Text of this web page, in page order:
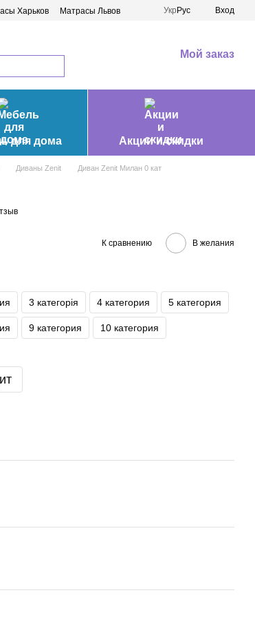
Харьков Матрасы Львов Укр Рус Вход
Мой заказ
для дома Акции и скидки
Диваны Zenit Диван Zenit Милан 0 кат
К сравнению В желания
3 категорія 4 категория 5 категория
9 категория 10 категория